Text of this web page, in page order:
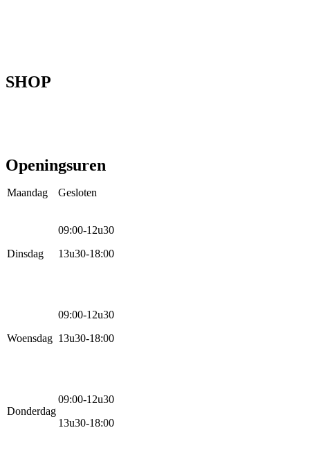
SHOP
Openingsuren
Maandag Gesloten
Dinsdag
09:00-12u30
13u30-18:00
Woensdag
09:00-12u30
13u30-18:00
Donderdag
09:00-12u30
13u30-18:00